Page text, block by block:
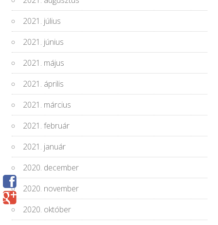
2021. július
2021. június
2021. május
2021. április
2021. március
2021. február
2021. január
2020. december
2020. november
2020. október